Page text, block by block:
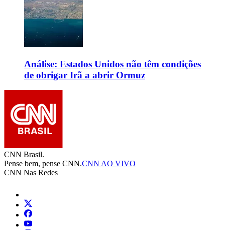
Análise: Estados Unidos não têm condições
de obrigar Irã a abrir Ormuz
CNN Brasil.
Pense bem, pense CNN.CNN AO VIVO
CNN Nas Redes